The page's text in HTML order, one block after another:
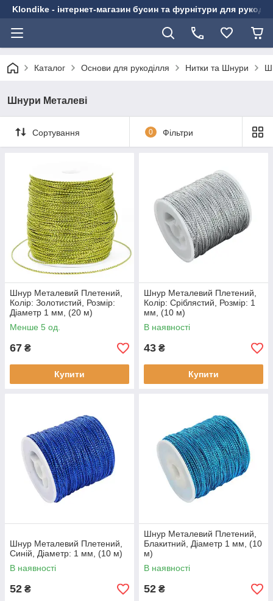
Klondike - інтернет-магазин бусин та фурнітури для
Каталог Основи для рукоділля Нитки та Шнури
Шнури Металеві
Сортування 0 Фільтри
Шнур Металевий Плетений,
Колір: Золотистий, Розмір:
Діаметр 1 мм, (20 м)
Менше 5 од.
67 ₴
Купити
Шнур Металевий Плетений,
Колір: Сріблястий, Розмір: 1
мм, (10 м)
В наявності
43 ₴
Купити
Шнур Металевий Плетений,
Синій, Діаметр: 1 мм, (10 м)
В наявності
52 ₴
Шнур Металевий Плетений,
Блакитний, Діаметр 1 мм, (10
м)
В наявності
52 ₴